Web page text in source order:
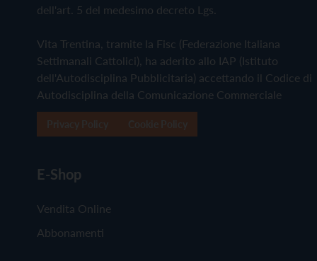
dell'art. 5 del medesimo decreto Lgs.
Vita Trentina, tramite la Fisc (Federazione Italiana
Settimanali Cattolici), ha aderito allo IAP (Istituto
dell'Autodisciplina Pubblicitaria) accettando il Codice di
Autodisciplina della Comunicazione Commerciale
E-Shop
Vendita Online
Abbonamenti